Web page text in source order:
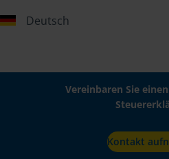
Deutsch
Vereinbaren Sie
Kontakt